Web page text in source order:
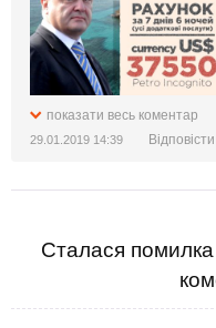
показати весь коментар
29.01.2019 14:39 Відповісти
Сталася